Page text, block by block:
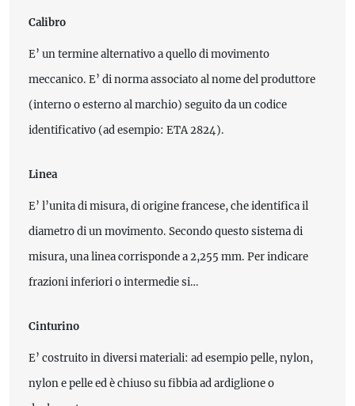
Calibro
E’ un termine alternativo a quello di movimento
meccanico. E’ di norma associato al nome del produttore
(interno o esterno al marchio) seguito da un codice
identificativo (ad esempio: ETA 2824).
Linea
E’ l’unita di misura, di origine francese, che identifica il
diametro di un movimento. Secondo questo sistema di
misura, una linea corrisponde a 2,255 mm. Per indicare
frazioni inferiori o intermedie si…
Cinturino
E’ costruito in diversi materiali: ad esempio pelle, nylon,
nylon e pelle ed è chiuso su fibbia ad ardiglione o